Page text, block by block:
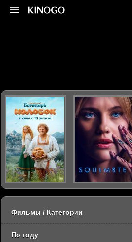
Фильмы / Категории
По году